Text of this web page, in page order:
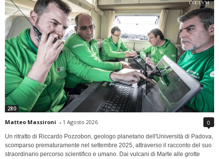
280
Matteo Massironi - 1 Agosto 2026 0
Un ritratto di Riccardo Pozzobon, geologo planetario dell'Università di Padova,
scomparso prematuramente nel settembre 2025, attraverso il racconto del suo
straordinario percorso scientifico e umano. Dai vulcani di Marte alle grotte